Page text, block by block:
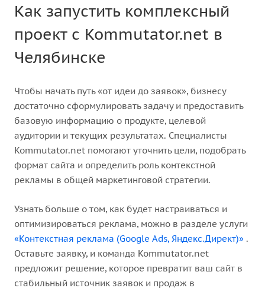
Как запустить комплексный
проект с Kommutator.net в
Челябинске
Чтобы начать путь «от идеи до заявок», бизнесу
достаточно сформулировать задачу и предоставить
базовую информацию о продукте, целевой
аудитории и текущих результатах. Специалисты
Kommutator.net помогают уточнить цели, подобрать
формат сайта и определить роль контекстной
рекламы в общей маркетинговой стратегии.
Узнать больше о том, как будет настраиваться и
оптимизироваться реклама, можно в разделе услуги
«Контекстная реклама (Google Ads, Яндекс.Директ)» .
Оставьте заявку, и команда Kommutator.net
предложит решение, которое превратит ваш сайт в
стабильный источник заявок и продаж в